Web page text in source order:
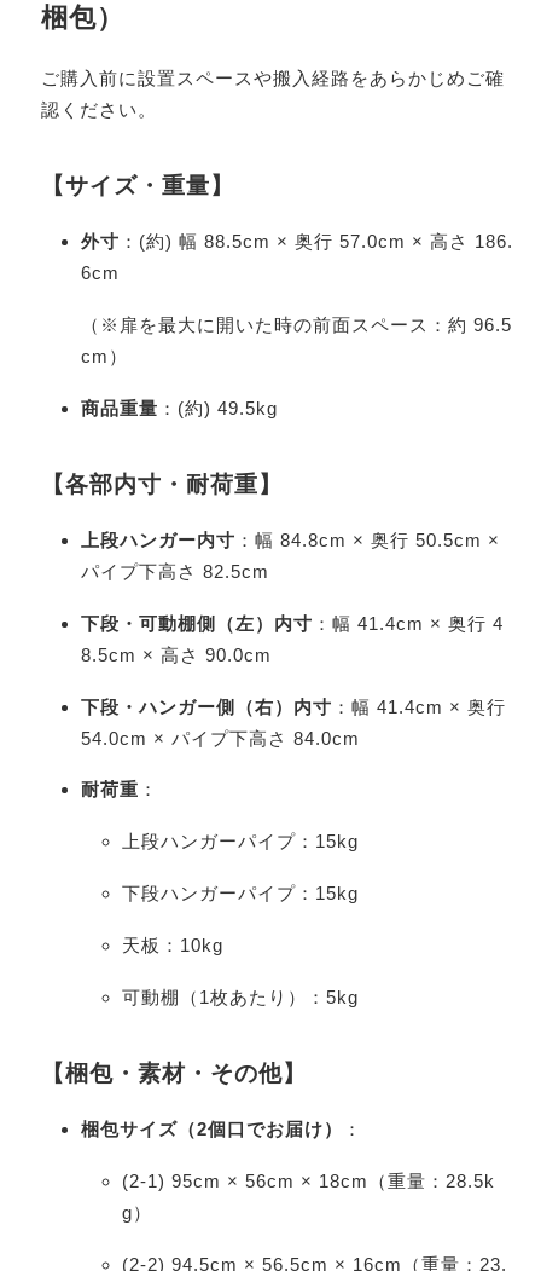
梱包）
ご購入前に設置スペースや搬入経路をあらかじめご確
認ください。
【サイズ・重量】
外寸 ：(約) 幅 88.5cm × 奥行 57.0cm × 高さ 186.
6cm
（※扉を最大に開いた時の前面スペース：約 96.5
cm）
商品重量 ：(約) 49.5kg
【各部内寸・耐荷重】
上段ハンガー内寸 ：幅 84.8cm × 奥行 50.5cm ×
パイプ下高さ 82.5cm
下段・可動棚側（左）内寸 ：幅 41.4cm × 奥行 4
8.5cm × 高さ 90.0cm
下段・ハンガー側（右）内寸 ：幅 41.4cm × 奥行
54.0cm × パイプ下高さ 84.0cm
耐荷重 ：
上段ハンガーパイプ：15kg
下段ハンガーパイプ：15kg
天板：10kg
可動棚（1枚あたり）：5kg
【梱包・素材・その他】
梱包サイズ（2個口でお届け） ：
(2-1) 95cm × 56cm × 18cm（重量：28.5k
g）
(2-2) 94.5cm × 56.5cm × 16cm（重量：23.